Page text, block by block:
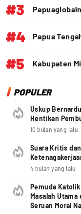
#3
#4 Papua
#5 Kabupaten
POPULER
Uskup
Hentikan
10 bulan yang lalu
Suara Kritis
4 bulan yang lalu
Pemuda
Masalah
Seruan Moral